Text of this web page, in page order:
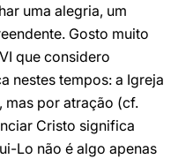
uma alegria, um
Gosto muito
que considero
nestes tempos: a Igreja
mas por atração (cf.
Cristo significa
Lo não é algo apenas